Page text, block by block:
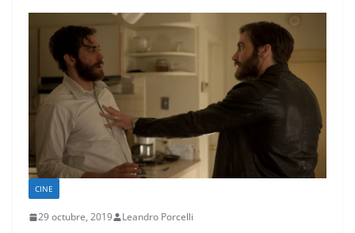
CINE
29 octubre, 2019 Leandro Porcelli